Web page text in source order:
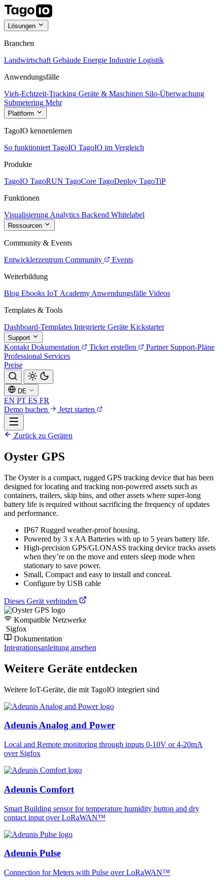
Lösungen
Branchen
Landwirtschaft Gebäude Energie Industrie Logistik
Anwendungsfälle
Vieh-Echtzeit-Tracking Geräte & Maschinen Silo-Überwachung
Submetering Mehr
Plattform
TagoIO kennenlernen
So funktioniert TagoIO TagoIO im Vergleich
Produkte
TagoIO TagoRUN TagoCore TagoDeploy TagoTiP
Funktionen
Visualisierung Analytics Backend Whitelabel
Ressourcen
Community & Events
Entwicklerzentrum Community
Events
Weiterbildung
Blog Ebooks IoT Academy Anwendungsfälle Videos
Templates & Tools
Dashboard-Templates Integrierte Geräte Kickstarter
Support
Kontakt Dokumentation Ticket erstellen Partner Support-Pläne
Professional Services
Preise
DE
EN PT ES FR
Demo buchen
Jetzt starten
Zurück zu Geräten
Oyster GPS
The Oyster is a compact, rugged GPS tracking device that has been
designed for locating and tracking non-powered assets such as
containers, trailers, skip bins, and other assets where super-long
battery life is required without sacrificing the frequency of updates
and performance.
IP67 Rugged weather-proof housing.
Powered by 3 x AA Batteries with up to 5 years battery life.
High-precision GPS/GLONASS tracking device tracks assets
when they’re on the move and enters sleep mode when
stationary to save power.
Small, Compact and easy to install and conceal.
Configure by USB cable
Dieses Gerät verbinden
Kompatible Netzwerke
Sigfox
Dokumentation
Integrationsanleitung ansehen
Weitere Geräte entdecken
Weitere IoT-Geräte, die mit TagoIO integriert sind
Adeunis Analog and Power
Local and Remote monitoring through inputs 0-10V or 4-20mA
over Sigfox
Adeunis Comfort
Smart Building sensor for temperature humidity button and dry
contact input over LoRaWAN™
Adeunis Pulse
Connection for Meters with Pulse over LoRaWAN™